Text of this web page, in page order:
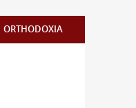
ORTHODOXIA